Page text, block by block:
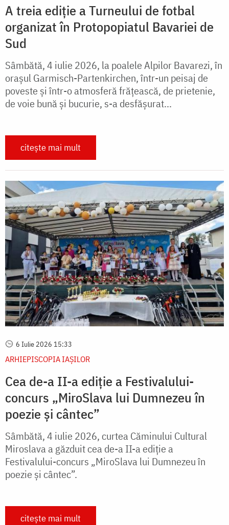
A treia ediție a Turneului de fotbal
organizat în Protopopiatul Bavariei de
Sud
Sâmbătă, 4 iulie 2026, la poalele Alpilor Bavarezi, în
orașul Garmisch-Partenkirchen, într-un peisaj de
poveste și într-o atmosferă frățească, de prietenie,
de voie bună și bucurie, s-a desfășurat...
citește mai mult
6 Iulie 2026 15:33
ARHIEPISCOPIA IAŞILOR
Cea de-a II-a ediție a Festivalului-
concurs „MiroSlava lui Dumnezeu în
poezie și cântec”
Sâmbătă, 4 iulie 2026, curtea Căminului Cultural
Miroslava a găzduit cea de-a II-a ediție a
Festivalului-concurs „MiroSlava lui Dumnezeu în
poezie și cântec”.
citește mai mult